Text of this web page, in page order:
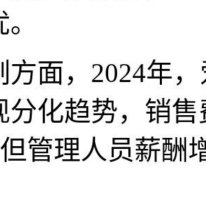
方面，2024年
分化趋势，销
管理人员薪酬